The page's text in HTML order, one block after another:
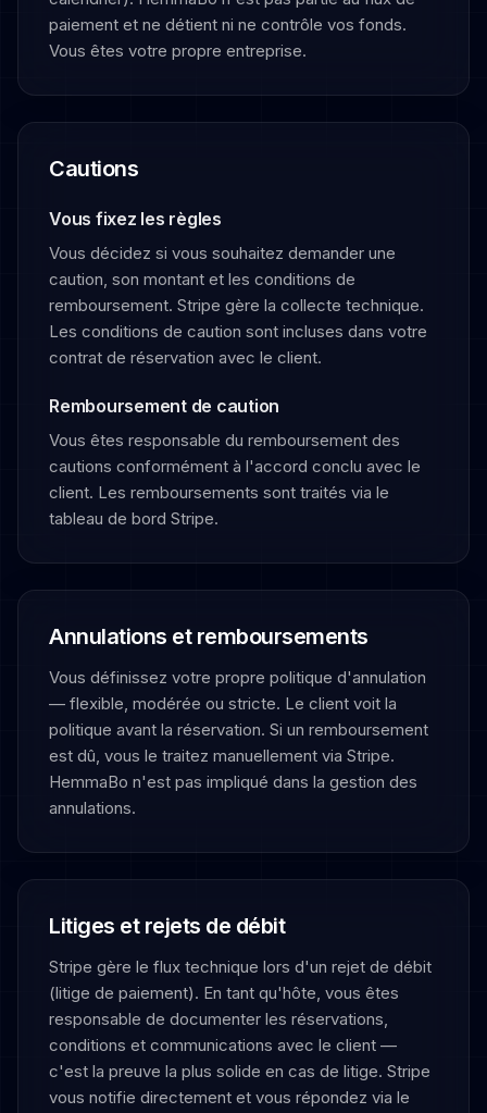
paiement et ne détient ni ne contrôle vos fonds.
Vous êtes votre propre entreprise.
Cautions
Vous fixez les règles
Vous décidez si vous souhaitez demander une
caution, son montant et les conditions de
remboursement. Stripe gère la collecte technique.
Les conditions de caution sont incluses dans votre
contrat de réservation avec le client.
Remboursement de caution
Vous êtes responsable du remboursement des
cautions conformément à l'accord conclu avec le
client. Les remboursements sont traités via le
tableau de bord Stripe.
Annulations et remboursements
Vous définissez votre propre politique d'annulation
— flexible, modérée ou stricte. Le client voit la
politique avant la réservation. Si un remboursement
est dû, vous le traitez manuellement via Stripe.
HemmaBo n'est pas impliqué dans la gestion des
annulations.
Litiges et rejets de débit
Stripe gère le flux technique lors d'un rejet de débit
(litige de paiement). En tant qu'hôte, vous êtes
responsable de documenter les réservations,
conditions et communications avec le client —
c'est la preuve la plus solide en cas de litige. Stripe
vous notifie directement et vous répondez via le